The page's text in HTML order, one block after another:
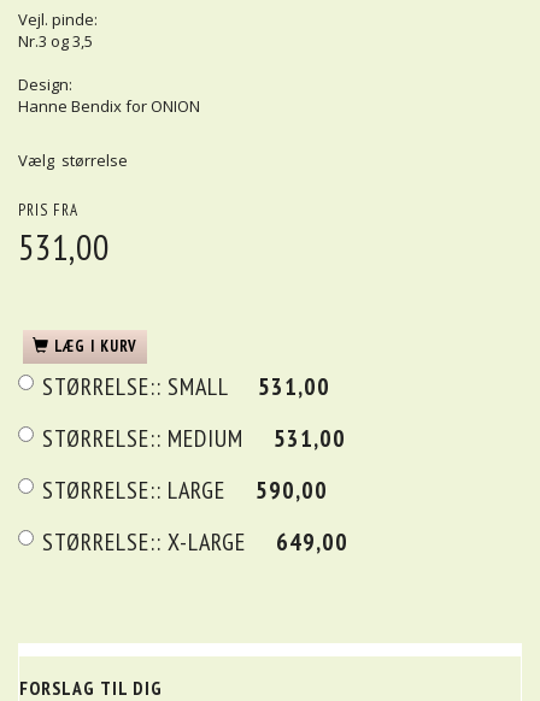
Vejl. pinde:
Nr.3 og 3,5
Design:
Hanne Bendix for ONION
Vælg størrelse
PRIS FRA
531,00
LÆG I KURV
STØRRELSE:: SMALL
531,00
STØRRELSE:: MEDIUM
531,00
STØRRELSE:: LARGE
590,00
STØRRELSE:: X-LARGE 649,00
FORSLAG TIL DIG